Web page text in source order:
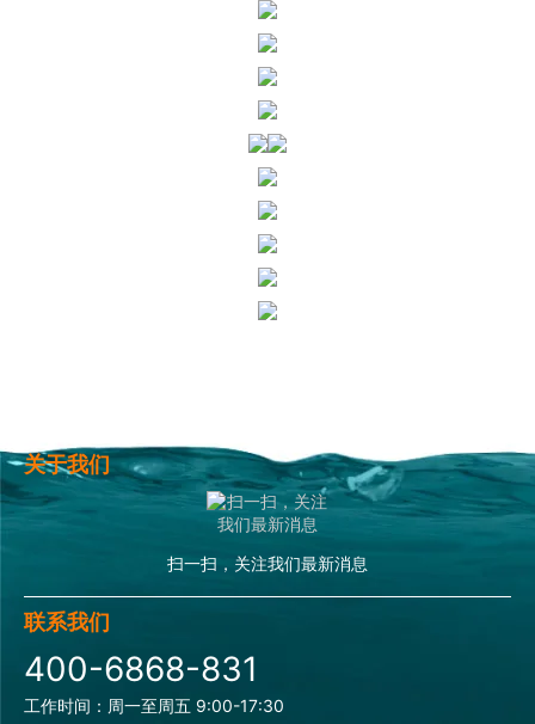
关于我们
扫一扫，关注我们最新消息
联系我们
400-6868-831
工作时间：周一至周五 9:00-17:30